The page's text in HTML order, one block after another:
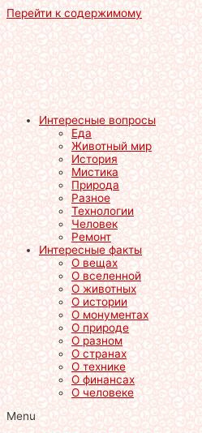
Перейти к содержимому
Интересные вопросы
Еда
Животный мир
История
Мистика
Природа
Разное
Технологии
Человек
Ремонт
Интересные факты
О вещах
О вселенной
О животных
О истории
О монументах
О природе
О разном
О странах
О технике
О финансах
О человеке
Menu